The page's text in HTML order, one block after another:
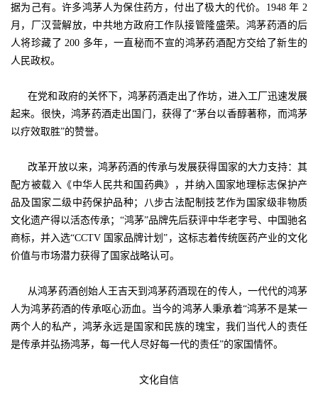
据为己有。许多鸿茅人为保住药方，付出了极大的代价。1948 年 2
月，厂汉营解放，中共地方政府工作队接管隆盛荣。鸿茅药酒的后
人将珍藏了 200 多年，一直秘而不宣的鸿茅药酒配方交给了新生的
人民政权。
在党和政府的关怀下，鸿茅药酒走出了作坊，进入工厂迅速发展
起来。很快，鸿茅药酒走出国门，获得了“茅台以香醇著称，而鸿茅
以疗效取胜”的赞誉。
改革开放以来，鸿茅药酒的传承与发展获得国家的大力支持：其
配方被载入《中华人民共和国药典》，并纳入国家地理标志保护产
品及国家二级中药保护品种；八步古法配制技艺作为国家级非物质
文化遗产得以活态传承；“鸿茅”品牌先后获评中华老字号、中国驰名
商标，并入选“CCTV 国家品牌计划”，这标志着传统医药产业的文化
价值与市场潜力获得了国家战略认可。
从鸿茅药酒创始人王吉天到鸿茅药酒现在的传人，一代代的鸿茅
人为鸿茅药酒的传承呕心沥血。当今的鸿茅人秉承着“鸿茅不是某一
两个人的私产，鸿茅永远是国家和民族的瑰宝，我们当代人的责任
是传承并弘扬鸿茅，每一代人尽好每一代的责任”的家国情怀。
文化自信